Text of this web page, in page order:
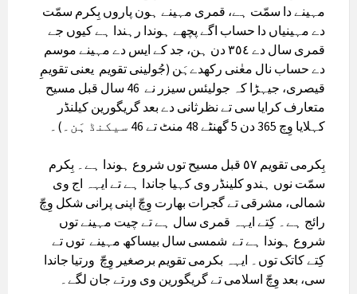
مہینے دا سمّت ہے، قمری مہینے ہون پاروں بِکرم سمّت
دے مہینیاں دا حساب اگے پچھے ہوندا رہندا ہے کیوں جے
قمری سال دے ٣٥٤ دن ہن، جد کے ایس دے مہینے موسم
دے حساب نال معٰنی رکھدےہَن (جُولینی تقویم یعنی تقویمِ
قیصری، جیہڑا کہ جولیئس سیزر نے 46 سال قبل مسیح
متعارف کرایا سی تے نظرثانی دے بعد گریگورین کیلنڈر
کہلایا وِچ 365 دن 5 گھنٹے 48 منٹ تے 46 سیکنڈ ہَن۔)۔
بِکرمی تقویم ٥٧ قبل مسیح توں شروع ہوندا ہے۔ بِکرم
سمّت نوں ہندو کلینڈر وی کہیا جاندا ہے تے ایہہ اج وی
شمالی، مشرقی تے گجرات بھارت وِچّ اپنی پرانی شکل وِچّ
رائج ہے۔ کِتے ایہہ قمری سال ہے تے چیت مہینے توں
شروع ہوندا ہے تے شمسی سال بیساکھ مہینے توں تے
کِتے کاتک توں۔ ایہہ بکرمی تقویم برصغیر وِچّ ورتیا جاندا
سی، بعد وِچّ اسلامی تے گریگورین وی ورتے جان لگے۔